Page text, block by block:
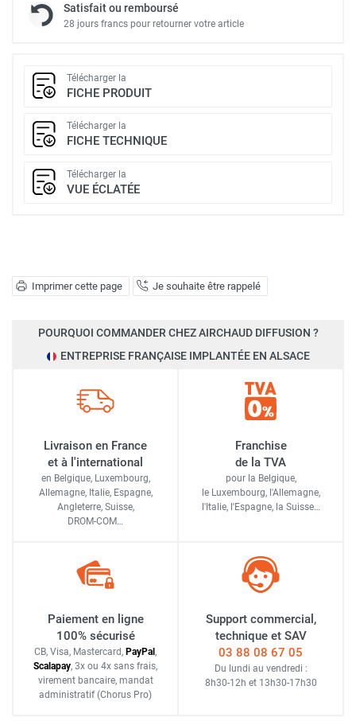
Imprimer cette page Je souhaite être rappelé
Satisfait ou remboursé
28 jours francs pour retourner votre article
Télécharger la
FICHE PRODUIT
Télécharger la
FICHE TECHNIQUE
Télécharger la
VUE ÉCLATÉE
POURQUOI COMMANDER CHEZ AIRCHAUD DIFFUSION ?
ENTREPRISE FRANÇAISE IMPLANTÉE EN ALSACE
Livraison en France
et à l'international
en Belgique, Luxembourg,
Allemagne, Italie, Espagne,
Angleterre, Suisse,
DROM-COM…
Franchise
de la TVA
pour la Belgique,
le Luxembourg, l'Allemagne,
l'Italie, l'Espagne, la Suisse…
Paiement en ligne
100% sécurisé
CB, Visa, Mastercard, PayPal ,
Scalapay, 3x ou 4x sans frais,
virement bancaire, mandat
administratif (Chorus Pro)
Support commercial,
technique et SAV
03 88 08 67 05
Du lundi au vendredi :
8h30-12h et 13h30-17h30